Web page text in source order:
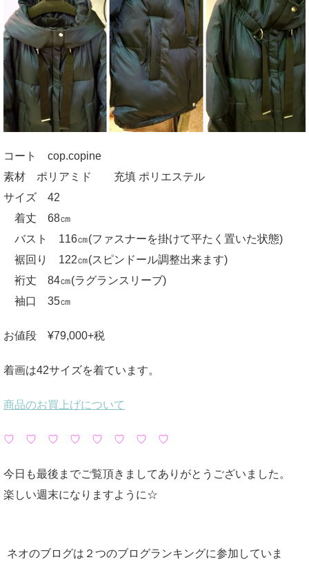
コート cop.copine
素材 ポリアミド 充填 ポリエステル
サイズ 42
着丈 68㎝
バスト 116㎝(ファスナーを掛けて平たく置いた状態)
裾回り 122㎝(スピンドール調整出来ます)
裄丈 84㎝(ラグランスリーブ)
袖口 35㎝
お値段 ¥79,000+税
着画は42サイズを着ています。
商品のお買上げについて
♡ ♡ ♡ ♡ ♡ ♡ ♡ ♡
今日も最後までご覧頂きましてありがとうございました。
楽しい週末になりますように☆
ネオのブログは２つのブログランキングに参加していま